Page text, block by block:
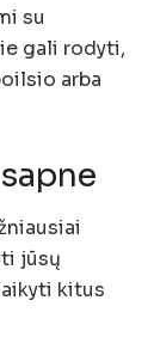
su
gali rodyti,
arba
jūsų
kitus